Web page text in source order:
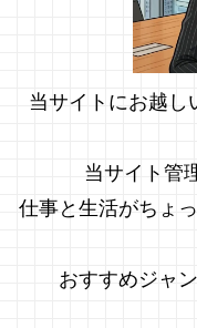
当サイトにお越し
当サイト管
仕事と生活がちょ
おすすめジャ